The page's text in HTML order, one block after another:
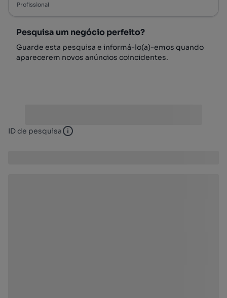
Profissional
Pesquisa um negócio perfeito?
Guarde esta pesquisa e informá-lo(a)-emos quando
aparecerem novos anúncios coincidentes.
ID de pesquisa ID de pesquisa